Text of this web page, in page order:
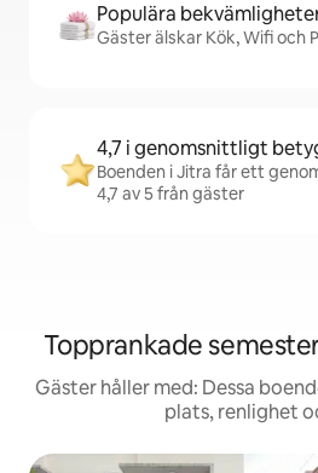
Populära
Gäster älskar Kök, Wifi och
4,7 i genomsnittligt
Boenden i Jitra får ett
4,7 av 5 från gäster
Topprankade
Gäster håller med: Dessa
plats, renlighet